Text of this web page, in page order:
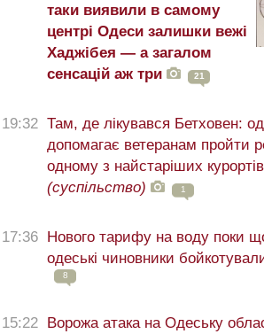
таки виявили в самому
центрі Одеси залишки вежі
Хаджібея — а загалом
сенсацій аж три
21
19:32 Там, де лікувався Бетховен:
допомагає ветеранам пройти
одному з найстаріших
(суспільство)
1
17:36 Нового тарифу на воду поки
одеські чиновники
8
15:22 Ворожа атака на Одеську